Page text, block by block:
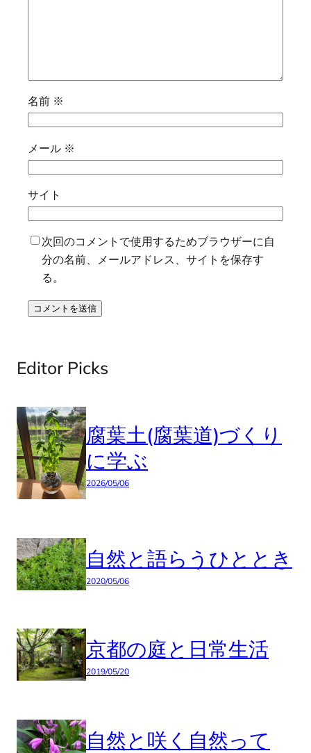
名前 ※
メール ※
サイト
次回のコメントで使用するためブラウザーに自
分の名前、メールアドレス、サイトを保存す
る。
Editor Picks
腐葉土(腐葉道)づくり
に学ぶ
2026/05/06
自然と語らうひととき
2020/05/06
京都の庭と日常生活
2019/05/20
自然と咲く自然って